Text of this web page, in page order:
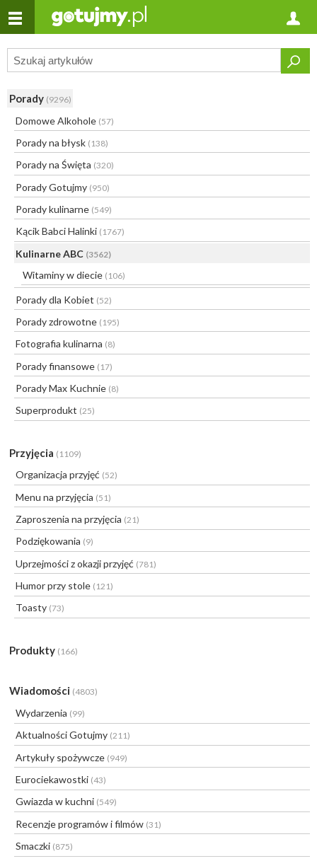
Porady (9296)
Domowe Alkohole (57)
Porady na błysk (138)
Porady na Święta (320)
Porady Gotujmy (950)
Porady kulinarne (549)
Kącik Babci Halinki (1767)
Kulinarne ABC (3562)
Witaminy w diecie (106)
Porady dla Kobiet (52)
Porady zdrowotne (195)
Fotografia kulinarna (8)
Porady finansowe (17)
Porady Max Kuchnie (8)
Superprodukt (25)
Przyjęcia (1109)
Organizacja przyjęć (52)
Menu na przyjęcia (51)
Zaproszenia na przyjęcia (21)
Podziękowania (9)
Uprzejmości z okazji przyjęć (781)
Humor przy stole (121)
Toasty (73)
Produkty (166)
Wiadomości (4803)
Wydarzenia (99)
Aktualności Gotujmy (211)
Artykuły spożywcze (949)
Eurociekawostki (43)
Gwiazda w kuchni (549)
Recenzje programów i filmów (31)
Smaczki (875)